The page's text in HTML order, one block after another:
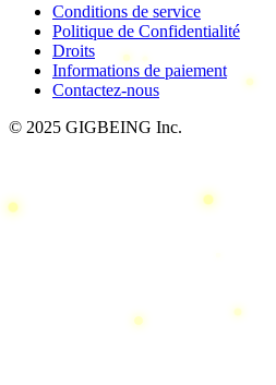
Conditions de service
Politique de Confidentialité
Droits
Informations de paiement
Contactez-nous
© 2025 GIGBEING Inc.